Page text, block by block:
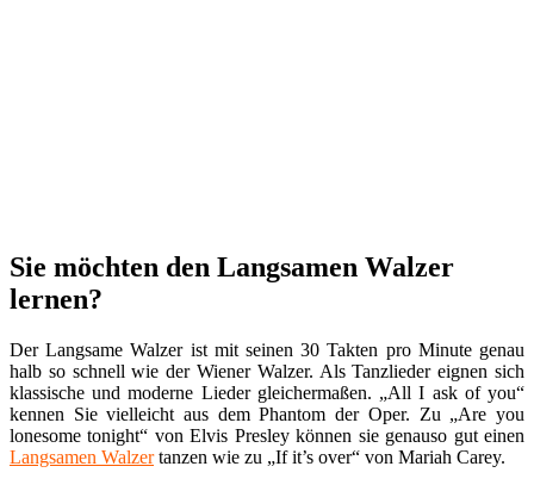
Sie möchten den Langsamen Walzer
lernen?
Der Langsame Walzer ist mit seinen 30 Takten pro Minute genau
halb so schnell wie der Wiener Walzer. Als Tanzlieder eignen sich
klassische und moderne Lieder gleichermaßen. „All I ask of you“
kennen Sie vielleicht aus dem Phantom der Oper. Zu „Are you
lonesome tonight“ von Elvis Presley können sie genauso gut einen
Langsamen Walzertanzen wie zu „If it’s over“ von Mariah Carey.